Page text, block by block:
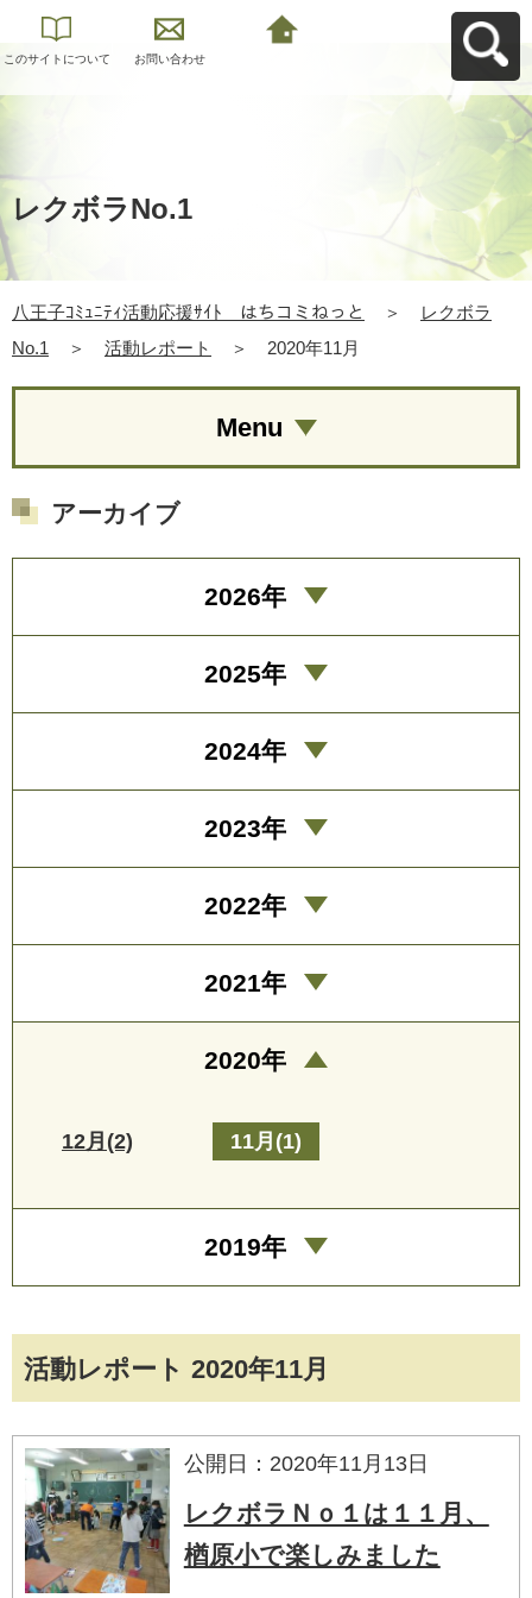
このサイトについて お問い合わせ
レクボラNo.1
八王子ｺﾐｭﾆﾃｨ活動応援ｻｲﾄ はちコミねっと ＞
レクボラ
No.1
＞ 活動レポート ＞ 2020年11月
活動レポート 2020年11月
公開日：2020年11月13日
レクボラＮｏ１は１１月、
楢原小で楽しみました
Menu
アーカイブ
2026年
2025年
2024年
2023年
2022年
2021年
2020年
12月(2) 11月(1)
2019年